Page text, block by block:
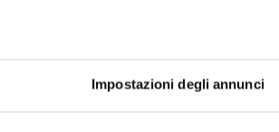
Impostazioni degli annunci